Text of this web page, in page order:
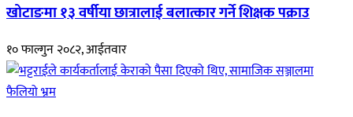
खोटाङमा १३ वर्षीया छात्रालाई बलात्कार गर्ने शिक्षक पक्राउ
१० फाल्गुन २०८२, आईतवार